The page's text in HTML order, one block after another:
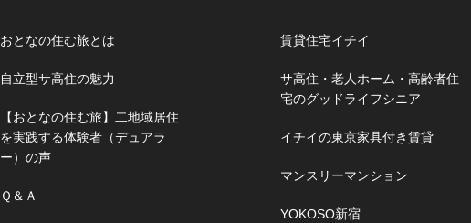
おとなの住む旅とは
自立型サ高住の魅力
【おとなの住む旅】二地域居住
を実践する体験者（デュアラ
ー）の声
Ｑ＆Ａ
賃貸住宅イチイ
サ高住・老人ホーム・高齢者住
宅のグッドライフシニア
イチイの東京家具付き賃貸
マンスリーマンション
YOKOSO新宿